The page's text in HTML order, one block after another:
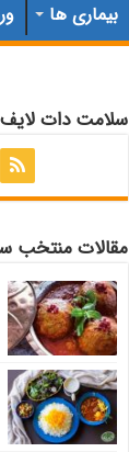
بیماری ها
سلامت دات
مقالات منتخب